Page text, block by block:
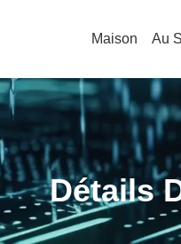
Maison Au
Détails